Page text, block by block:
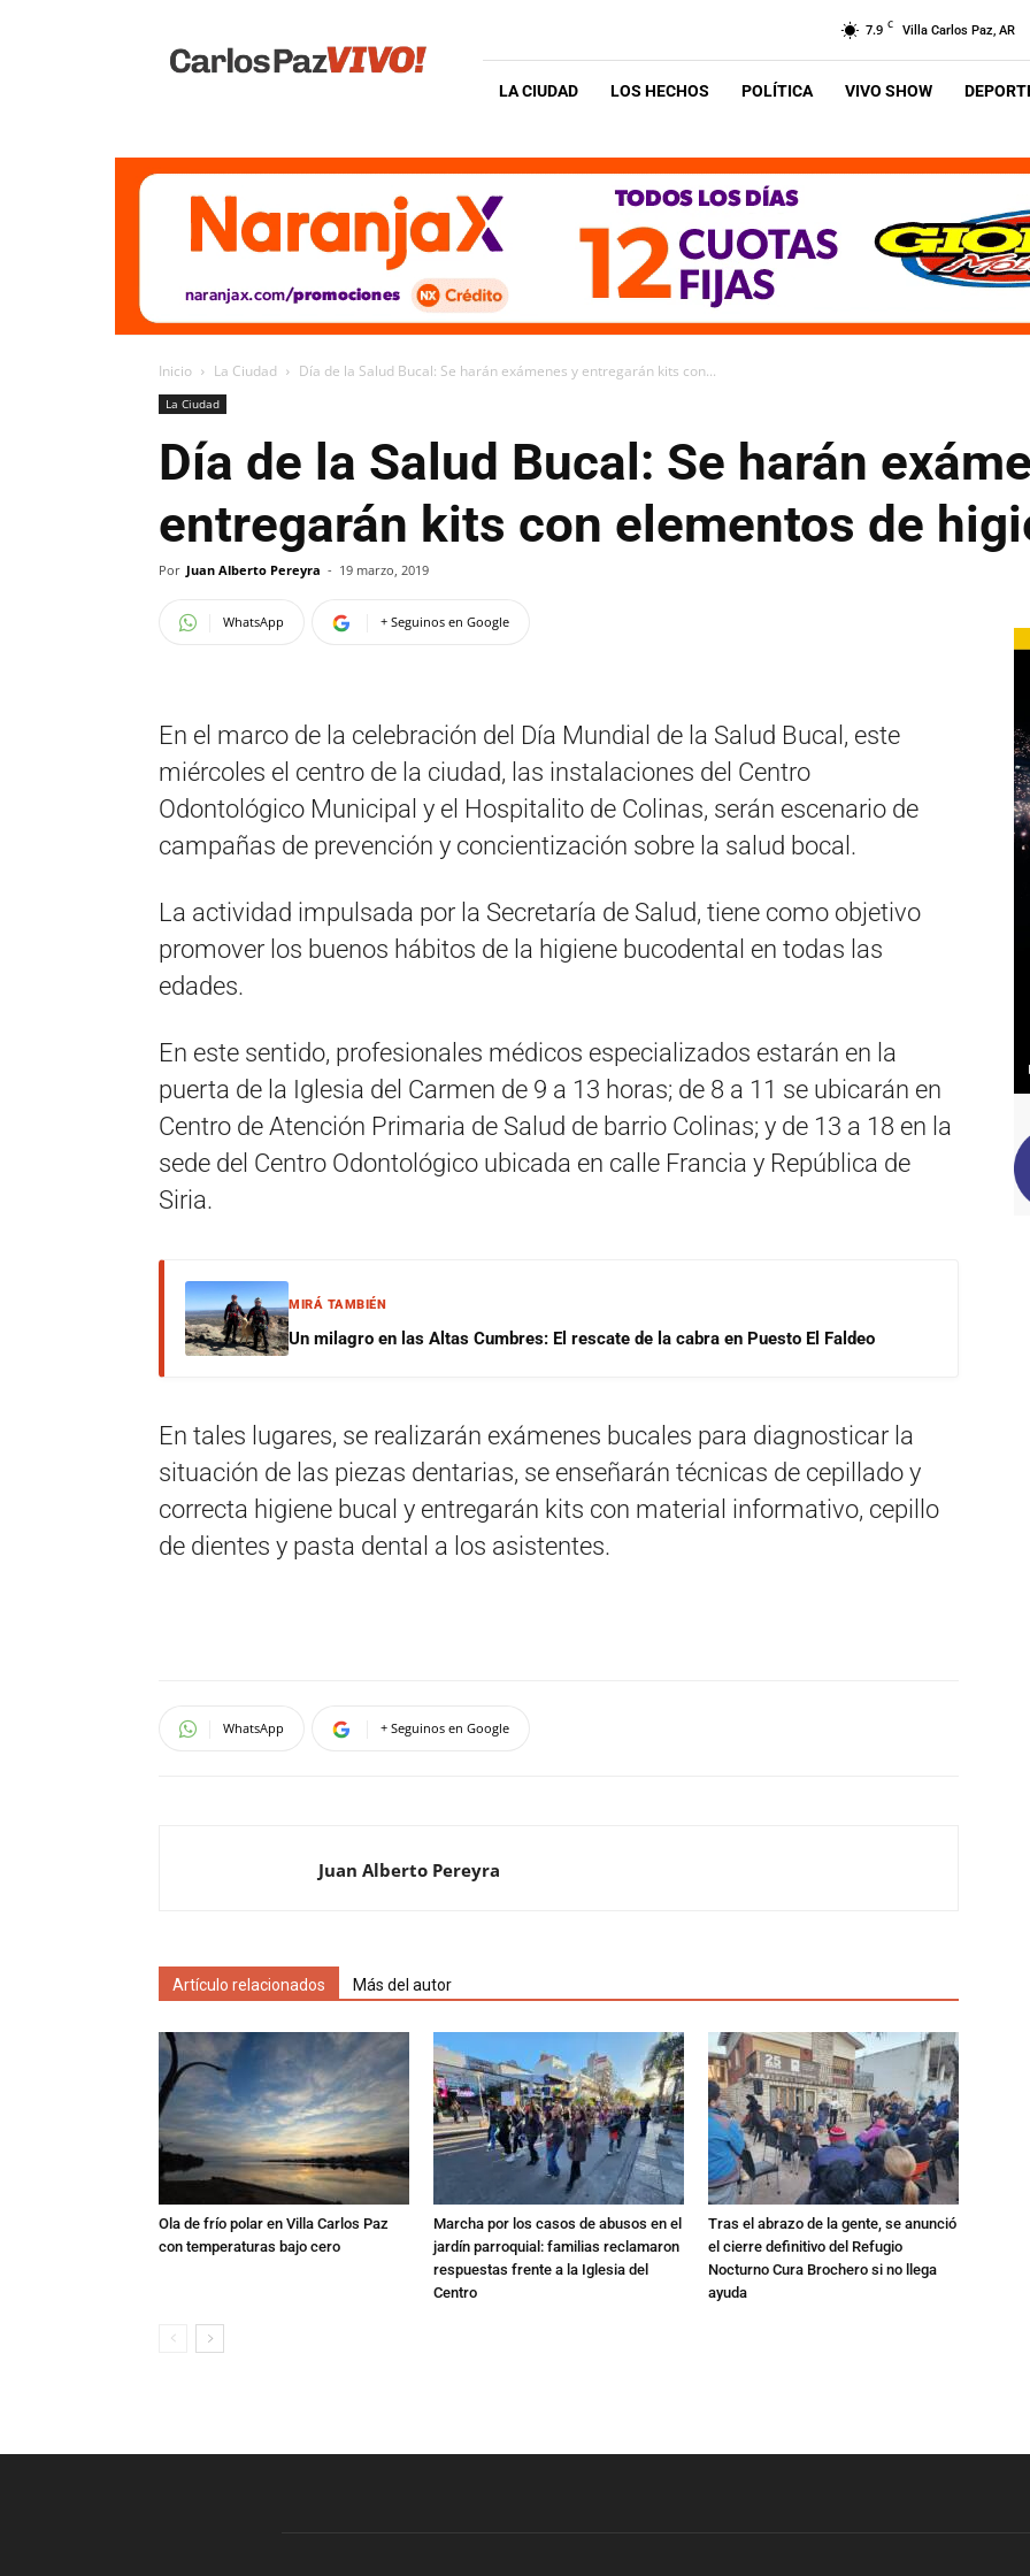
Vivo
7.9 C Villa Carlos Paz, AR
LA CIUDAD LOS HECHOS POLÍTICA VIVO SHOW
Inicio La Ciudad Día de la Salud Bucal: Se harán exámenes y entregarán kits con...
La Ciudad
Día de la Salud Bucal: Se harán
entregarán kits con elementos de
Por Juan Alberto Pereyra - 19 marzo, 2019
WhatsApp + Seguinos en Google
En el marco de la celebración del Día Mundial de la Salud Bucal, este
miércoles el centro de la ciudad, las instalaciones del Centro
Odontológico Municipal y el Hospitalito de Colinas, serán escenario de
campañas de prevención y concientización sobre la salud bocal.
La actividad impulsada por la Secretaría de Salud, tiene como objetivo
promover los buenos hábitos de la higiene bucodental en todas las
edades.
En este sentido, profesionales médicos especializados estarán en la
puerta de la Iglesia del Carmen de 9 a 13 horas; de 8 a 11 se ubicarán en
Centro de Atención Primaria de Salud de barrio Colinas; y de 13 a 18 en la
sede del Centro Odontológico ubicada en calle Francia y República de
Siria.
MIRÁ TAMBIÉN
Un milagro en las Altas Cumbres: El rescate de la cabra en Puesto El Faldeo
En tales lugares, se realizarán exámenes bucales para diagnosticar la
situación de las piezas dentarias, se enseñarán técnicas de cepillado y
correcta higiene bucal y entregarán kits con material informativo, cepillo
de dientes y pasta dental a los asistentes.
WhatsApp + Seguinos en Google
Juan Alberto Pereyra
Artículo relacionados Más del autor
Ola de frío polar en Villa Carlos Paz
con temperaturas bajo cero
Marcha por los casos de abusos en el
jardín parroquial: familias reclamaron
respuestas frente a la Iglesia del
Centro
Tras el abrazo de la gente, se anunció
el cierre definitivo del Refugio
Nocturno Cura Brochero si no llega
ayuda